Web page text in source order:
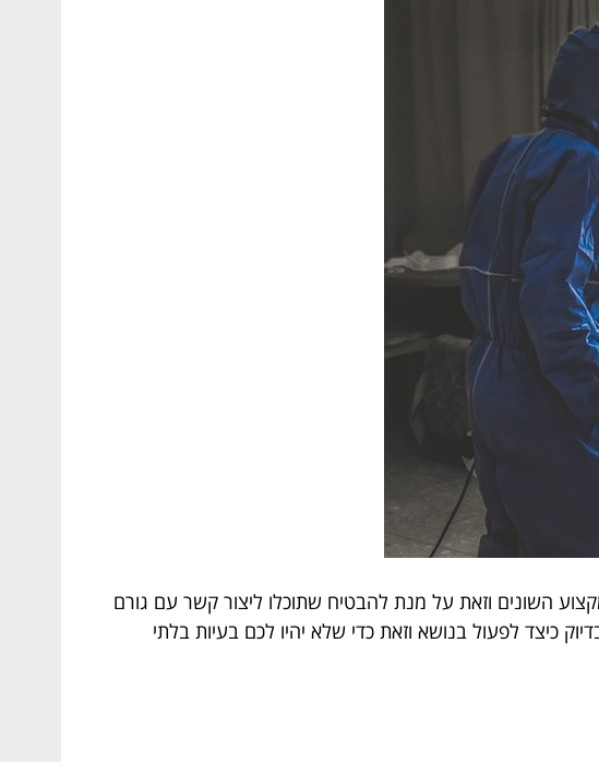
השונים וזאת על מנת להבטיח שתוכלו ליצור קשר עם גורם
כיצד לפעול בנושא וזאת כדי שלא יהיו לכם בעיות בלתי